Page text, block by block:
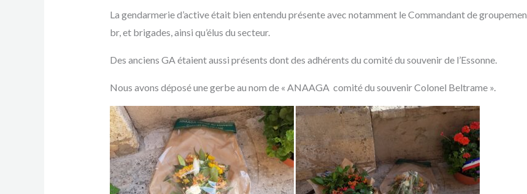
La gendarmerie d’active était bien entendu présente avec notamment le Commandant de
br, et brigades, ainsi qu’élus du secteur.
Des anciens GA étaient aussi présents dont des adhérents du comité du souvenir de l’Essonne.
Nous avons déposé une gerbe au nom de « ANAAGA comité du souvenir Colonel Beltrame ».